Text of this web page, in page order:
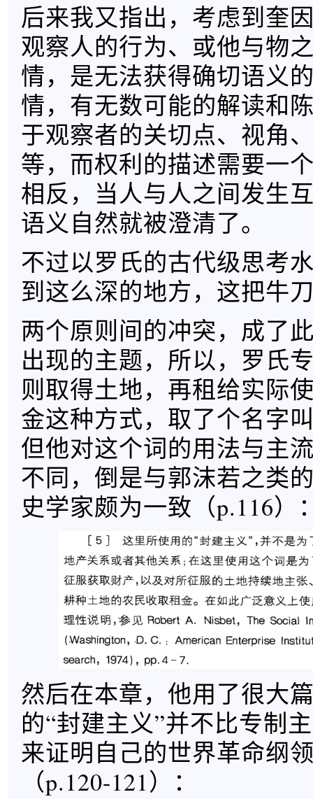
后来我又指出，考虑到奎
观察人的行为、或他与物
情，是无法获得确切语义
情，有无数可能的解读和
于观察者的关切点、视角
等，而权利的描述需要一
相反，当人与人之间发生
语义自然就被澄清了。
不过以罗氏的古代级思考
到这么深的地方，这把牛
两个原则间的冲突，成了
出现的主题，所以，罗氏
则取得土地，再租给实际
金这种方式，取了个名字
但他对这个词的用法与主
不同，倒是与郭沫若之类
史学家颇为一致（p.116）
然后在本章，他用了很大
的“封建主义”并不比专制
来证明自己的世界革命纲
（p.120-121）：